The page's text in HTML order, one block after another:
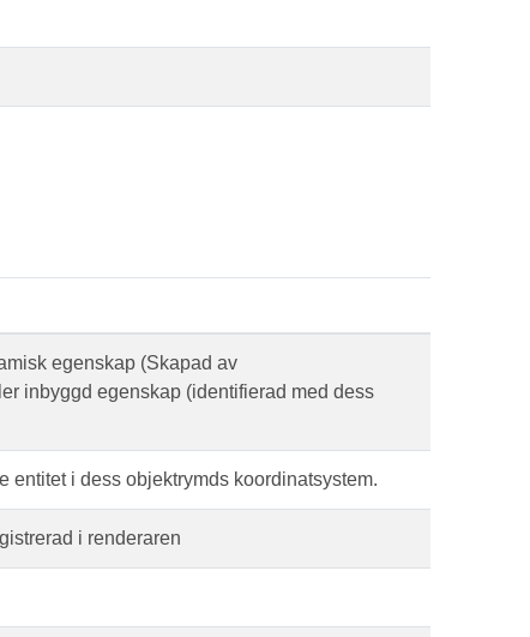
egenskap (Skapad av
inbyggd egenskap (identifierad med dess
entitet i dess objektrymds koordinatsystem.
i renderaren